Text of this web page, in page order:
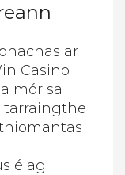
ar
Casino
mór sa
tarraingthe
é ag